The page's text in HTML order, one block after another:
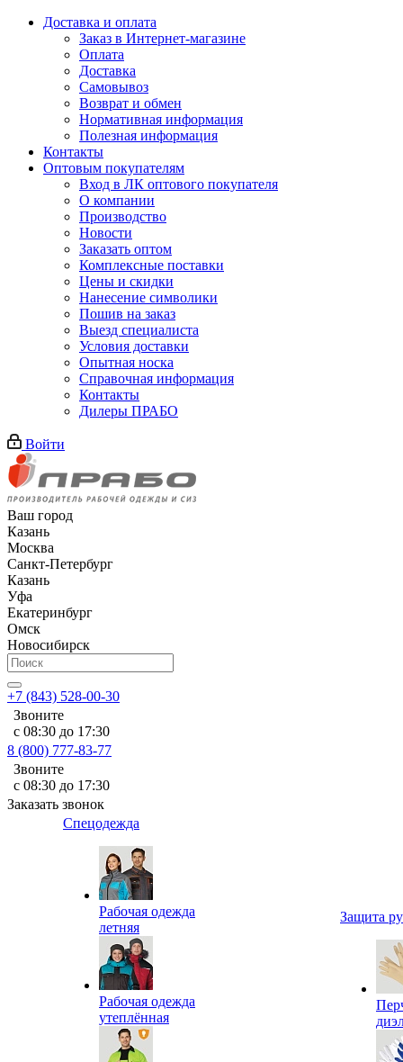
Доставка и оплата
Заказ в Интернет-магазине
Оплата
Доставка
Самовывоз
Возврат и обмен
Нормативная информация
Полезная информация
Контакты
Оптовым покупателям
Вход в ЛК оптового покупателя
О компании
Производство
Новости
Заказать оптом
Комплексные поставки
Цены и скидки
Нанесение символики
Пошив на заказ
Выезд специалиста
Условия доставки
Опытная носка
Справочная информация
Контакты
Дилеры ПРАБО
Войти
Ваш город
Казань
Москва
Санкт-Петербург
Казань
Уфа
Екатеринбург
Омск
Новосибирск
+7 (843) 528-00-30
Звоните
с 08:30 до 17:30
8 (800) 777-83-77
Звоните
с 08:30 до 17:30
Заказать звонок
Спецодежда
Рабочая одежда
летняя
Рабочая одежда
утеплённая
Защита